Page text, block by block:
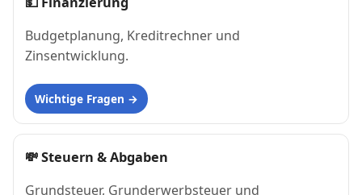
Budgetplanung, Kreditrechner und
Zinsentwicklung.
Wichtige Fragen
💸Steuern & Abgaben
Grundsteuer, Grunderwerbsteuer und